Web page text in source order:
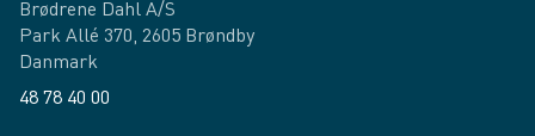
Brødrene Dahl A/S
Park Allé 370, 2605 Brøndby
Danmark
48 78 40 00